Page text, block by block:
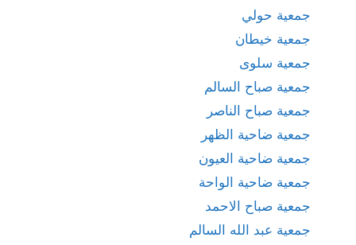
جمعية حولي
جمعية خيطان
جمعية سلوى
جمعية صباح السالم
جمعية صباح الناصر
جمعية ضاحية الظهر
جمعية ضاحية العيون
جمعية ضاحية الواحة
جمعية صباح الاحمد
جمعية عبد الله السالم